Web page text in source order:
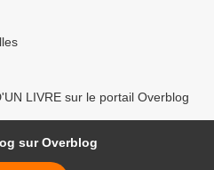
LIVRE sur le portail Overblog
sur Overblog